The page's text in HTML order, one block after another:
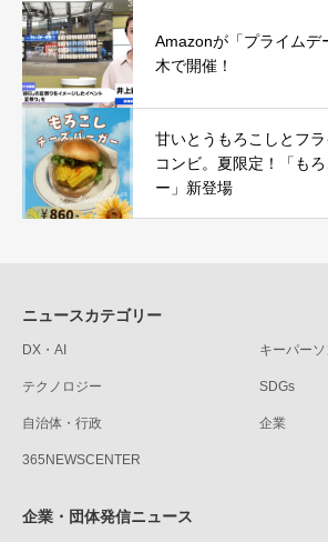
Amazonが「プライムデ
木で開催！
甘いとうもろこしとフ
コンビ。夏限定！「も
ー」新登場
ニュースカテゴリー
DX・AI キーパーソ
テクノロジー SDGs
自治体・行政 企業
365NEWSCENTER
企業・団体発信ニュース